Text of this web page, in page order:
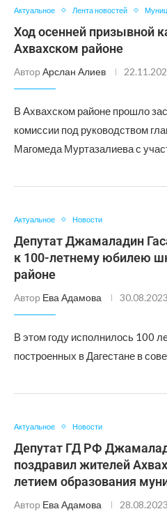
Актуальное Лента новостей
Ход осенней призывной
Ахвахском районе
Автор Арслан Алиев
В Ахвахском районе прошло
комиссии под руководством
Магомеда Муртазалиева с
Актуальное Новости
Депутат Джамаладин
к 100-летнему юбилею
районе
Автор Ева Адамова 30.08.2023
В этом году исполнилось 100
построенных в Дагестане в
Актуальное Новости
Депутат ГД РФ
поздравил жителей
летием образования
Автор Ева Адамова 28.08.2023